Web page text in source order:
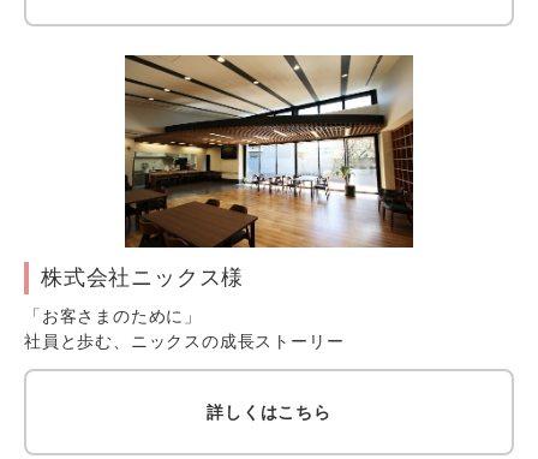
株式会社ニックス様
「お客さまのために」
社員と歩む、ニックスの成長ストーリー
詳しくはこちら